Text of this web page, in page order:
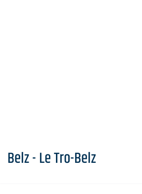
Belz - Le Tro-Belz